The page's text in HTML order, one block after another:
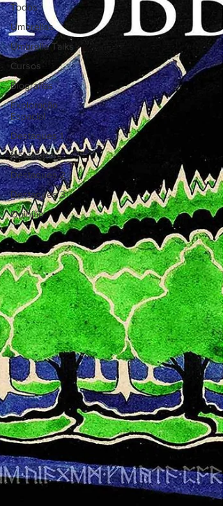
Todos
Umbrellas
Umbrella Talks
Cursos
Biografias
Exploração
Espacial
Destaques 1
Newsletters
Destaques 2
Destaques 3
Opinião